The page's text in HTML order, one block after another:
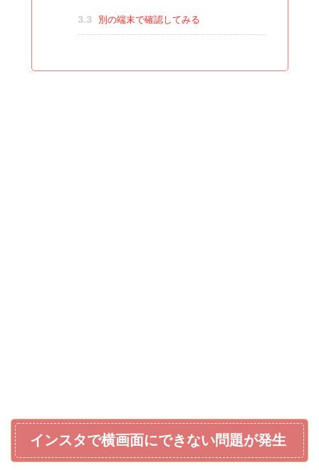
3.3 別の端末で確認してみる
インスタで横画面にできない問題が発生